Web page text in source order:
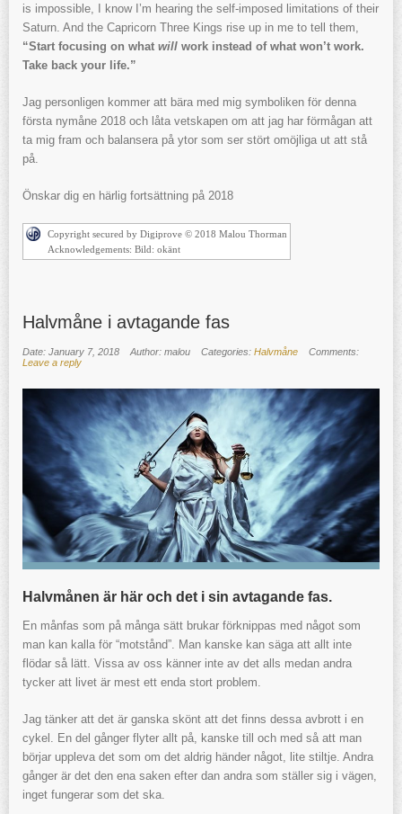
is impossible, I know I’m hearing the self-imposed limitations of their
Saturn. And the Capricorn Three Kings rise up in me to tell them,
“Start focusing on what will work instead of what won’t work.
Take back your life.”
Jag personligen kommer att bära med mig symboliken för denna
första nymåne 2018 och låta vetskapen om att jag har förmågan att
ta mig fram och balansera på ytor som ser stört omöjliga ut att stå
på.
Önskar dig en härlig fortsättning på 2018
Copyright secured by Digiprove © 2018 Malou Thorman
Acknowledgements: Bild: okänt
Halvmåne i avtagande fas
Date: January 7, 2018 Author: malou Categories: Halvmåne
Comments:
Leave a reply
Halvmånen är här och det i sin avtagande fas.
En månfas som på många sätt brukar förknippas med något som
man kan kalla för “motstånd”. Man kanske kan säga att allt inte
flödar så lätt. Vissa av oss känner inte av det alls medan andra
tycker att livet är mest ett enda stort problem.
Jag tänker att det är ganska skönt att det finns dessa avbrott i en
cykel. En del gånger flyter allt på, kanske till och med så att man
börjar uppleva det som om det aldrig händer något, lite stiltje. Andra
gånger är det den ena saken efter dan andra som ställer sig i vägen,
inget fungerar som det ska.